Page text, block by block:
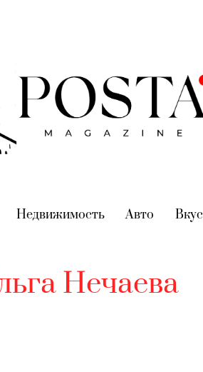
(current)
Недвижимость(current)
Авто (current)
Вкус
Нечаева